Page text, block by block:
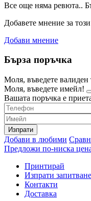
Все още няма ревюта..
Добавете мнение за
Добави мнение
Бърза поръчка
Моля, въведете
Моля, въведете имейл!
Вашата поръчка е
Изпрати
Добави в любими
Предложи по-ниска
Принтирай
Изпрати запитване
Контакти
Доставка